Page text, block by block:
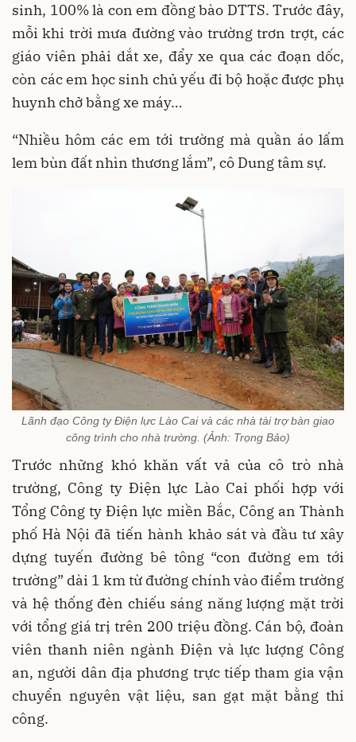
sinh, 100% là con em đồng bào DTTS. Trước đây,
mỗi khi trời mưa đường vào trường trơn trợt, các
giáo viên phải dắt xe, đẩy xe qua các đoạn dốc,
còn các em học sinh chủ yếu đi bộ hoặc được phụ
huynh chở bằng xe máy…
“Nhiều hôm các em tới trường mà quần áo lấm
lem bùn đất nhìn thương lắm”, cô Dung tâm sự.
Lãnh đạo Công ty Điện lực Lào Cai và các nhà tài trợ bàn giao
công trình cho nhà trường. (Ảnh: Trọng Bảo)
Trước những khó khăn vất vả của cô trò nhà
trường, Công ty Điện lực Lào Cai phối hợp với
Tổng Công ty Điện lực miền Bắc, Công an Thành
phố Hà Nội đã tiến hành khảo sát và đầu tư xây
dựng tuyến đường bê tông “con đường em tới
trường” dài 1 km từ đường chính vào điểm trường
và hệ thống đèn chiếu sáng năng lượng mặt trời
với tổng giá trị trên 200 triệu đồng. Cán bộ, đoàn
viên thanh niên ngành Điện và lực lượng Công
an, người dân địa phương trực tiếp tham gia vận
chuyển nguyên vật liệu, san gạt mặt bằng thi
công.